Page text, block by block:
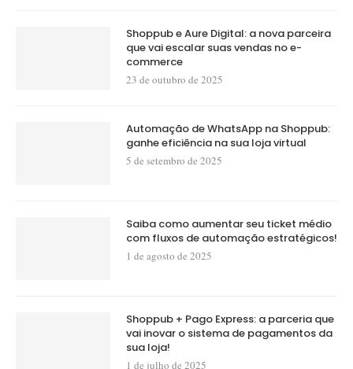
Shoppub e Aure Digital: a nova parceira
que vai escalar suas vendas no e-
commerce
23 de outubro de 2025
Automação de WhatsApp na Shoppub:
ganhe eficiência na sua loja virtual
5 de setembro de 2025
Saiba como aumentar seu ticket médio
com fluxos de automação estratégicos!
1 de agosto de 2025
Shoppub + Pago Express: a parceria que
vai inovar o sistema de pagamentos da
sua loja!
1 de julho de 2025